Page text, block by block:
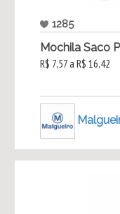
1285
Mochila Saco
R$ 7,57 a R$ 16,42